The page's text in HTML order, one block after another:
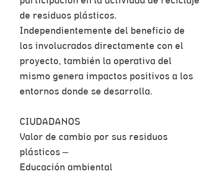
de residuos plásticos.
Independientemente del beneficio de
los involucrados directamente con el
proyecto, también la operativa del
mismo genera impactos positivos a los
entornos donde se desarrolla.
CIUDADANOS
Valor de cambio por sus residuos
plásticos –
Educación ambiental